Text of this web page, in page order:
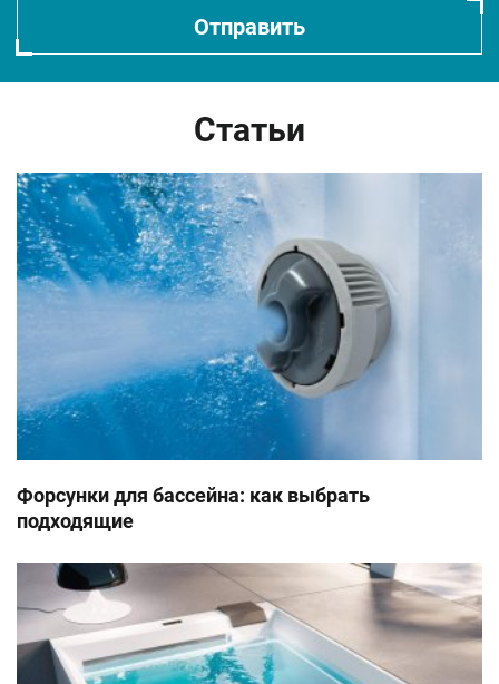
Артикул: SPA-635B
713 072 /шт.
Показать
Бренд: Villeroy&boch
6 827 600
Показать
Отправить
Статьи
Форсунки для бассейна: как выбрать
подходящие